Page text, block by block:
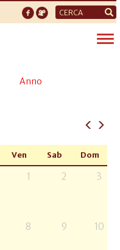
Form
di
ricerca
Anno
Ven Sab Dom
1 2 3
8 9 10